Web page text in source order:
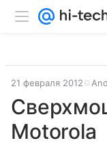
21 февраля 2012
Motorola